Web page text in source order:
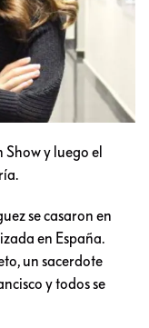
y luego el
se casaron en
en España.
un sacerdote
y todos se